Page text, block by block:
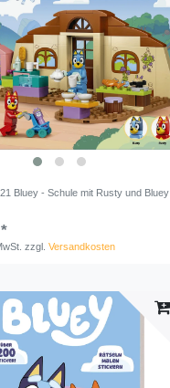
Bluey - Schule mit Rusty und Bluey
zzgl.Versandkosten